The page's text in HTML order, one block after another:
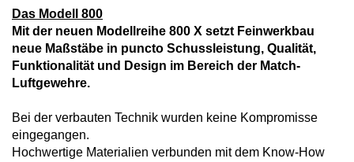
Das Modell 800
Mit der neuen Modellreihe 800 X setzt Feinwerkbau
neue Maßstäbe in puncto Schussleistung, Qualität,
Funktionalität und Design im Bereich der Match-
Luftgewehre.
Bei der verbauten Technik wurden keine Kompromisse
eingegangen.
Hochwertige Materialien verbunden mit dem Know-How